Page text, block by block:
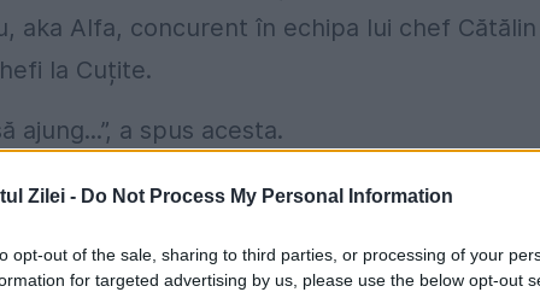
Zilei - Do Not Process My Personal Information
opt-out of the sale, sharing to third parties, or processing of your
for targeted advertising by us, please use the below opt-out
aka Alfa, concurent în echipa lui chef Cătălin
la Cuțite.
ajung...”, a spus acesta.
iar celelalte două echipe din competiția
Bontea părea să aibă avantaj cu trei
echipei lui Chef Florin Dumitrescu!